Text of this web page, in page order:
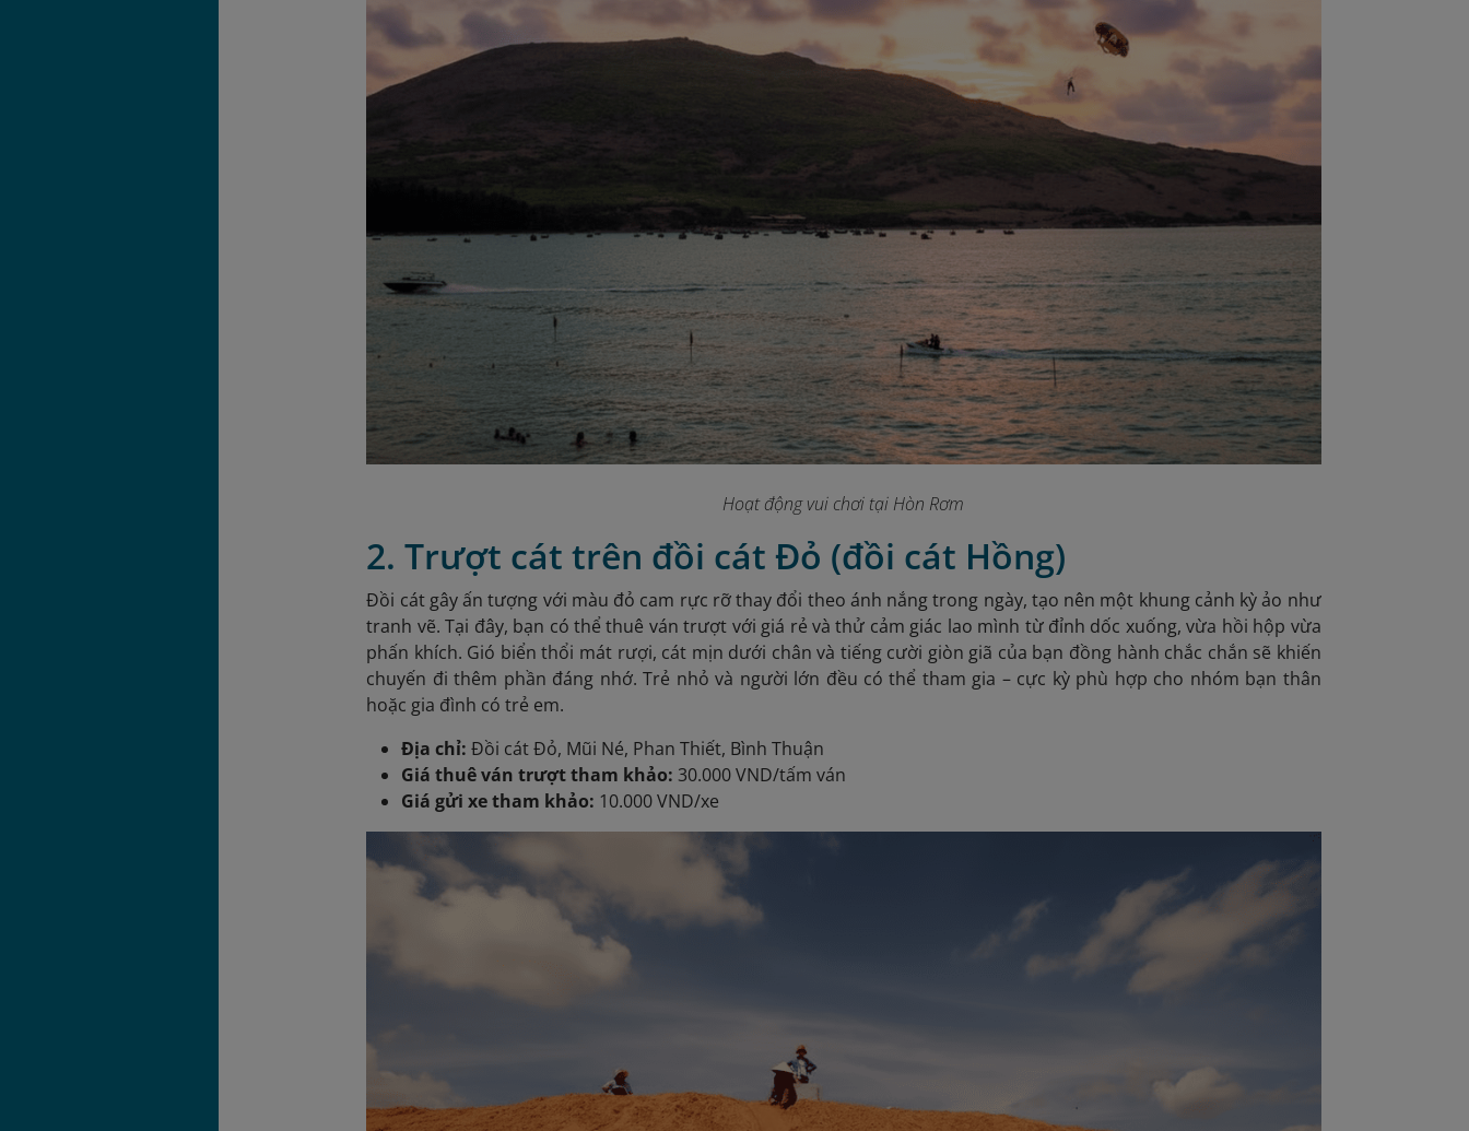
Hoạt động vui chơi tại Hòn Rơm
2. Trượt cát trên đồi cát Đỏ (đồi cát Hồng)
Đồi cát gây ấn tượng với màu đỏ cam rực rỡ thay đổi theo ánh nắng trong ngày, tạo nên một khung cảnh kỳ ảo như
tranh vẽ. Tại đây, bạn có thể thuê ván trượt với giá rẻ và thử cảm giác lao mình từ đỉnh dốc xuống,vừa hồi hộp vừa
phấn khích. Gió biển thổi mát rượi, cát mịn dưới chân và tiếng cười giòn giã của bạn đồng hành chắc chắn sẽ khiến
chuyến đi thêm phần đáng nhớ. Trẻ nhỏ và người lớn đều có thể tham gia – cực kỳ phù hợp cho nhóm bạn thân
hoặc gia đình có trẻ em.
Địa chỉ: Đồi cát Đỏ, Mũi Né, Phan Thiết, Bình Thuận
Giá thuê ván trượt tham khảo: 30.000 VND/tấm ván
Giá gửi xe tham khảo: 10.000 VND/xe